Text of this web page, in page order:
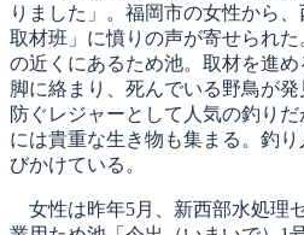
りました」。福岡市の女性から
取材班」に憤りの声が寄せられた
の近くにあるため池。取材を進
脚に絡まり、死んでいる野鳥が
防ぐレジャーとして人気の釣り
には貴重な生き物も集まる。釣
びかけている。
女性は昨年5月、新西部水処理